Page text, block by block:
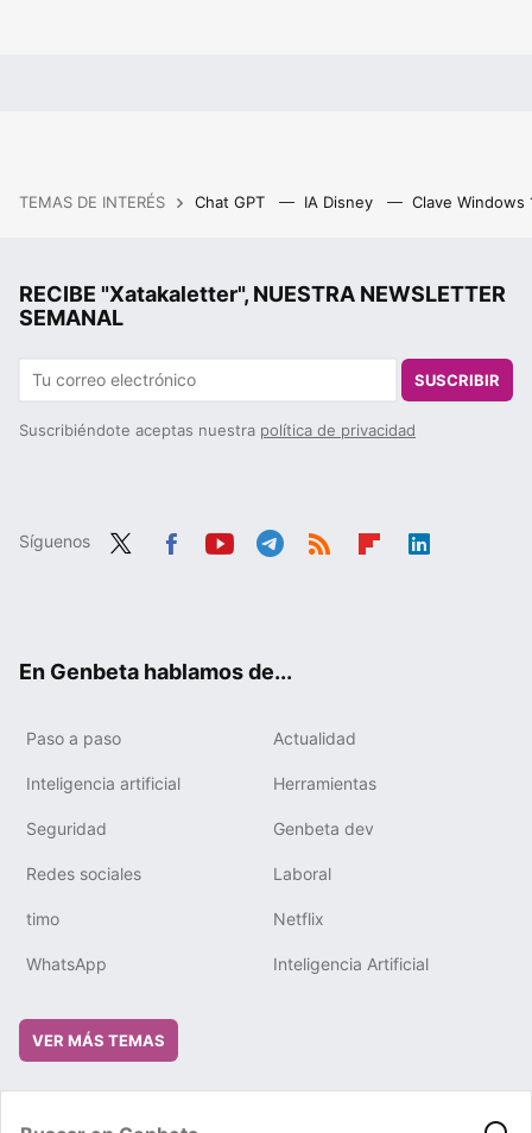
TEMAS DE INTERÉS Chat GPT IA Disney Clave Windows
RECIBE "Xatakaletter", NUESTRA NEWSLETTER
SEMANAL
SUSCRIBIR
Suscribiéndote aceptas nuestra política de privacidad
Síguenos
En Genbeta hablamos de...
Paso a paso Actualidad
Inteligencia artificial Herramientas
Seguridad Genbeta dev
Redes sociales Laboral
timo Netflix
WhatsApp Inteligencia Artificial
VER MÁS TEMAS